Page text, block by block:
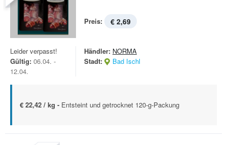
Preis: € 2,69
Leider verpasst!
Gültig: 06.04. -
12.04.
Händler: NORMA
Stadt:
Bad Ischl
€ 22,42 / kg - Entsteint und getrocknet 120-g-Packung